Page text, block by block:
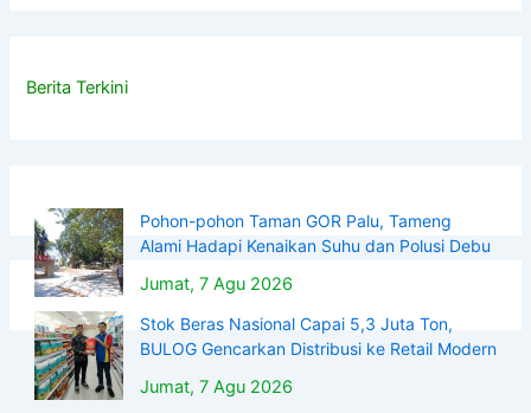
Berita Terkini
Pohon-pohon Taman GOR Palu, Tameng
Alami Hadapi Kenaikan Suhu dan Polusi Debu
Jumat, 7 Agu 2026
Stok Beras Nasional Capai 5,3 Juta Ton,
BULOG Gencarkan Distribusi ke Retail Modern
Jumat, 7 Agu 2026